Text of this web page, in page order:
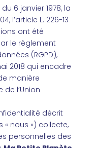
6 janvier 1978, la
l’article L. 226-13
ont été
le règlement
(RGPD),
2018 qui encadre
manière
l’Union
décrit
« nous ») collecte,
personnelles des